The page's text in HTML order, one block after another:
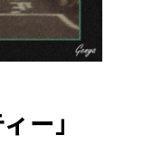
ー」